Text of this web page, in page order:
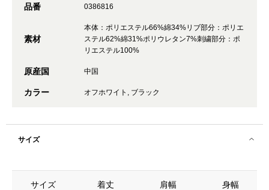
品番 0386816
素材
本体：ポリエステル66%綿34%リブ部分：ポリエ
ステル62%綿31%ポリウレタン7%刺繍部分：ポ
リエステル100%
原産国 中国
カラー オフホワイト, ブラック
サイズ
サイズ 着丈 肩幅 身幅